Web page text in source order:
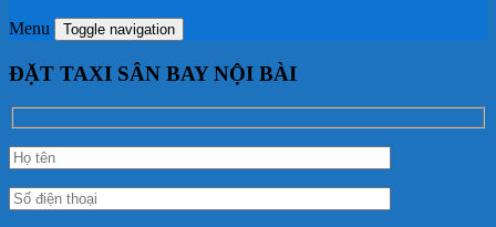
Menu Toggle navigation
ĐẶT TAXI SÂN BAY NỘI BÀI